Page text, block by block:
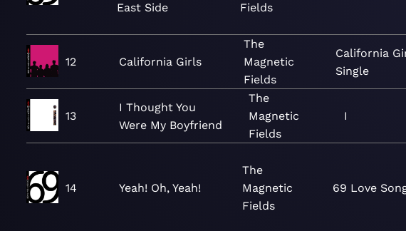
East Side
Fields
12 California Girls
The
Magnetic
Fields
California
Single
13
I Thought You
Were My Boyfriend
The
Magnetic
Fields
I
14 Yeah! Oh, Yeah!
The
Magnetic
Fields
69 Love